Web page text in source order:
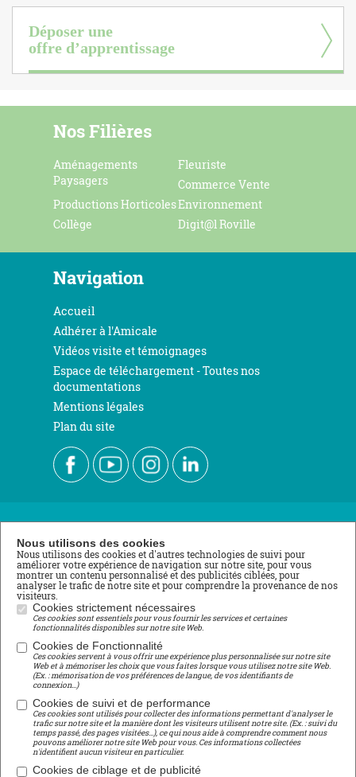
Déposer une
offre d’apprentissage
Nos Filières
Aménagements
Paysagers
Fleuriste
Commerce Vente
Productions HorticolesEnvironnement
Collège
Digit@l Roville
Navigation
Accueil
Adhérer à l'Amicale
Vidéos visite et témoignages
Espace de téléchargement - Toutes nos
documentations
Mentions légales
Plan du site
Nous contacter
École de Roville
3 rue du Stade
88700 ROVILLE AUX CHÊNES
Tél : 03 29 65 11 04
lycee@roville.fr
Centre de Formation Professionnelle
Girondel
88700 SAINT-MAURICE-SUR-MORTAGNE
Tél : 03 29 65 04 29
cfp@roville.fr
Centre de Formation d'Apprentis
Nous utilisons des cookies
Nous utilisons des cookies et d'autres technologies de suivi pour
améliorer votre expérience de navigation sur notre site, pour vous
montrer un contenu personnalisé et des publicités ciblées, pour
analyser le trafic de notre site et pour comprendre la provenance de nos
visiteurs.
Cookies strictement nécessaires
Ces cookies sont essentiels pour vous fournir les services et certaines
fonctionnalités disponibles sur notre site Web.
Cookies de Fonctionnalité
Ces cookies servent à vous offrir une expérience plus personnalisée sur notre site
Web et à mémoriser les choix que vous faites lorsque vous utilisez notre site Web.
(Ex. : mémorisation de vos préférences de langue, de vos identifiants de
connexion...)
Cookies de suivi et de performance
Ces cookies sont utilisés pour collecter des informations permettant d'analyser le
trafic sur notre site et la manière dont les visiteurs utilisent notre site. (Ex. : suivi du
temps passé, des pages visitées...), ce qui nous aide à comprendre comment nous
pouvons améliorer notre site Web pour vous. Ces informations collectées
n'identifient aucun visiteur en particulier.
Cookies de ciblage et de publicité